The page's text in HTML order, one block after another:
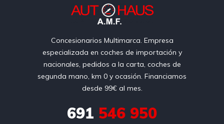
Concesionarios Multimarca. Empresa
especializada en coches de importación y
nacionales, pedidos a la carta, coches de
segunda mano, km 0 y ocasión. Financiamos
desde 99€ al mes.
691 546 950